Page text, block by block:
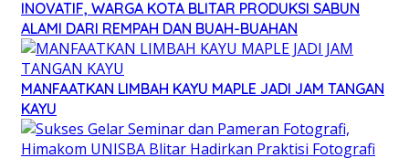
INOVATIF, WARGA KOTA BLITAR PRODUKSI SABUN
ALAMI DARI REMPAH DAN BUAH-BUAHAN
MANFAATKAN LIMBAH KAYU MAPLE JADI JAM TANGAN
KAYU